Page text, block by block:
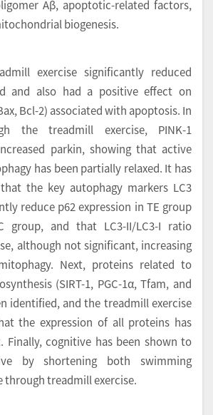
Aβ, apoptotic-related factors,
biogenesis.
exercise significantly reduced
and also had a positive effect on
Bcl-2) associated with apoptosis. In
the treadmill exercise, PINK-1
parkin, showing that active
has been partially relaxed. It has
the key autophagy markers LC3
reduce p62 expression in TE group
group, and that LC3-II/LC3-I ratio
although not significant, increasing
Next, proteins related to
(SIRT-1, PGC-1α, Tfam, and
identified, and the treadmill exercise
the expression of all proteins has
Finally, cognitive has been shown to
by shortening both swimming
through treadmill exercise.